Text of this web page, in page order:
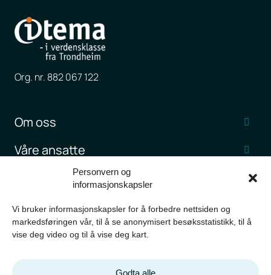
Personvern og
informasjonskapsler
Vi bruker informasjonskapsler for å forbedre nettsiden og
markedsføringen vår, til å se anonymisert besøksstatistikk, til å
vise deg video og til å vise deg kart.
Godta alle
Org. nr. 882 067 122
Om oss
Våre ansatte
Jobb hos Itema
Kundehistorier
Nyheter og artikler
Kontakt oss